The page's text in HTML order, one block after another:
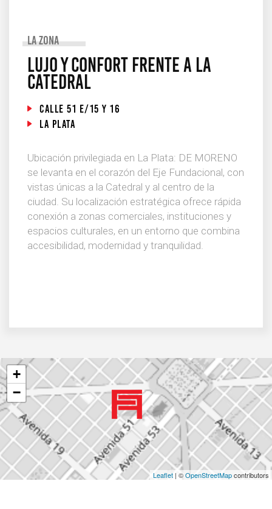
La Zona
Lujo y confort frente a la
Catedral
Calle 51 e/15 y 16
La Plata
Ubicación privilegiada en La Plata: DE MORENO
se levanta en el corazón del Eje Fundacional, con
vistas únicas a la Catedral y al centro de la
ciudad. Su localización estratégica ofrece rápida
conexión a zonas comerciales, instituciones y
espacios culturales, en un entorno que combina
accesibilidad, modernidad y tranquilidad.
+
−
Leaflet | ©OpenStreetMapcontributors